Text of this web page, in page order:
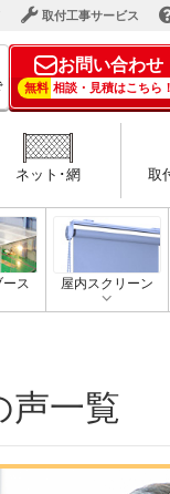
取付工事サービス
お問い合わせ
無料 相談・見積はこちら！
ネット･網 取
ース 屋内スクリーン
声一覧